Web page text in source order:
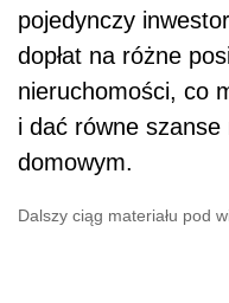
pojedynczy
dopłat na różne
nieruchomości, co
i dać równe
domowym.
Dalszy ciąg materiału pod